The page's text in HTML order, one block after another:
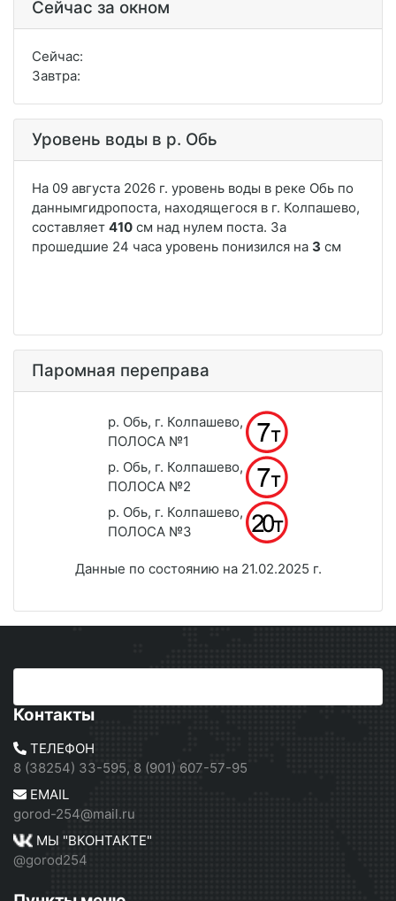
Сейчас за окном
Сейчас:
Завтра:
Уровень воды в р. Обь
Паромная переправа
р. Обь, г. Колпашево,
ПОЛОСА №1
р. Обь, г. Колпашево,
ПОЛОСА №2
р. Обь, г. Колпашево,
ПОЛОСА №3
Данные по состоянию на 21.02.2025 г.
Контакты
ТЕЛЕФОН
8 (38254) 33-595, 8 (901) 607-57-95
EMAIL
gorod-254@mail.ru
МЫ "ВКОНТАКТЕ"
@gorod254